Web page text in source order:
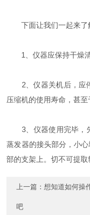
下面让我们一起来了
1、仪器应保持干燥清
2、仪器关机后，应停
压缩机的使用寿命，甚至
3、仪器使用完毕，
蒸发器的接头部分，小
部的支架上。切不可提取
上一篇：想知道如何操
吧